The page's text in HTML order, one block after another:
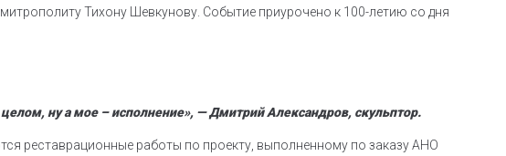
Тихону Шевкунову. Событие приурочено к 100-летию со дня
ну а мое – исполнение», — Дмитрий Александров, скульптор.
реставрационные работы по проекту, выполненному по заказу АНО